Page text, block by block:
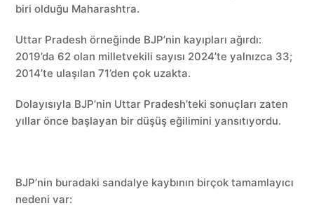
biri olduğu Maharashtra.
Uttar Pradesh örneğinde BJP’nin kayıpları ağırdı:
2019’da 62 olan milletvekili sayısı 2024’te yalnızca 33;
2014’te ulaşılan 71’den çok uzakta.
Dolayısıyla BJP’nin Uttar Pradesh’teki sonuçları zaten
yıllar önce başlayan bir düşüş eğilimini yansıtıyordu.
BJP’nin buradaki sandalye kaybının birçok tamamlayıcı
nedeni var: